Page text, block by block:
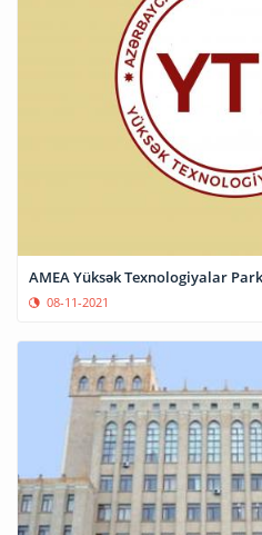
AMEA Yüksək Texnologiyalar
08-11-2021